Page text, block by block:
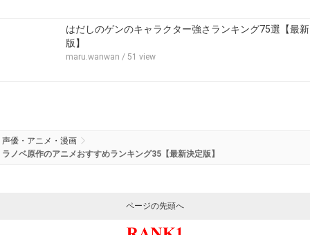
はだしのゲンのキャラクター強さランキング75選【最新
版】
maru.wanwan / 51 view
声優・アニメ・漫画
ラノベ原作のアニメおすすめランキング35【最新決定版】
ページの先頭へ